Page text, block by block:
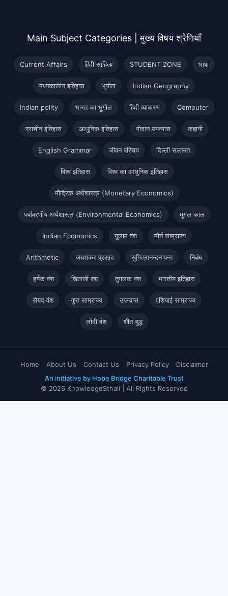
Main Subject Categories | मुख्य विषय श्रेणियाँ
Current Affairs हिंदी साहित्य STUDENT ZONE भाषा
मध्यकालीन इतिहास भूगोल Indian Geography
Indian polity भारत का भूगोल हिंदी व्याकरण Computer
प्राचीन इतिहास आधुनिक इतिहास गोदान उपन्यास कहानी
English Grammar जीवन परिचय दिल्ली सल्तनत
विश्व इतिहास विश्व का आधुनिक इतिहास
मौद्रिक अर्थशास्त्र (Monetary Economics)
पर्यावरणीय अर्थशास्त्र (Environmental Economics) मुग़ल काल
Indian Economics गुलाम वंश मौर्य साम्राज्य
Arithmetic जयशंकर प्रसाद सुमित्रानन्दन पन्त निबंध
हर्यक वंश खिलजी वंश तुगलक वंश भारतीय इतिहास
सैयद वंश गुप्त साम्राज्य उपन्यास एशियाई साम्राज्य
लोदी वंश शीत युद्ध
Home About Us Contact Us Privacy Policy
Disclaimer
An initiative by Hope Bridge Charitable Trust
© 2026 KnowledgeSthali | All Rights Reserved